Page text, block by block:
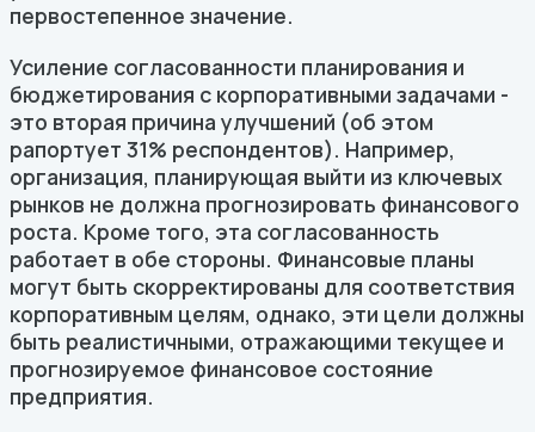
первостепенное значение.
Усиление согласованности планирования и
бюджетирования с корпоративными задачами -
это вторая причина улучшений (об этом
рапортует 31% респондентов). Например,
организация, планирующая выйти из ключевых
рынков не должна прогнозировать финансового
роста. Кроме того, эта согласованность
работает в обе стороны. Финансовые планы
могут быть скорректированы для соответствия
корпоративным целям, однако, эти цели должны
быть реалистичными, отражающими текущее и
прогнозируемое финансовое состояние
предприятия.